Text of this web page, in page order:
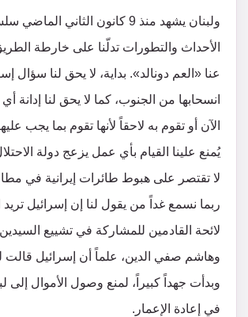
ولبنان يشهد منذ 9 كانون الثاني
الأحداث والتطورات تدلّنا على خارطة
عنا «العم دونالد». بداية، لا يحق لنا سؤال
انسحابها من الجنوب، كما لا يحق لنا إدانة
الآن أو تقوم به لاحقاً لأنها تقوم بما يجب
يُمنع علينا القيام بأي عمل يزعج دولة
لا تقتصر على هبوط طائرات إيرانية في
ربما نسمع غداً من يقول لنا إن إسرائيل
لائحة القادمين للمشاركة في تشييع
وهاشم صفي الدين، علماً أن إسرائيل قالت
وبدأت جهداً كبيراً، لمنع وصول الأموال إلى
في إعادة الإعمار.